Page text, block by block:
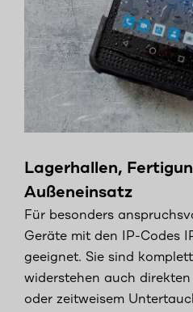
Lagerhallen,
Außeneinsatz
Für besonders
Geräte mit den IP-Codes
geeignet. Sie sind
widerstehen auch
oder zeitweisem